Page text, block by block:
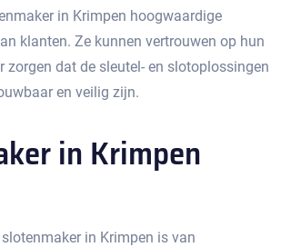
in Krimpen hoogwaardige
klanten.​ Ze kunnen vertrouwen op hun
zorgen dat de sleutel- en slotoplossingen
en veilig zijn.​
in Krimpen
in Krimpen is van